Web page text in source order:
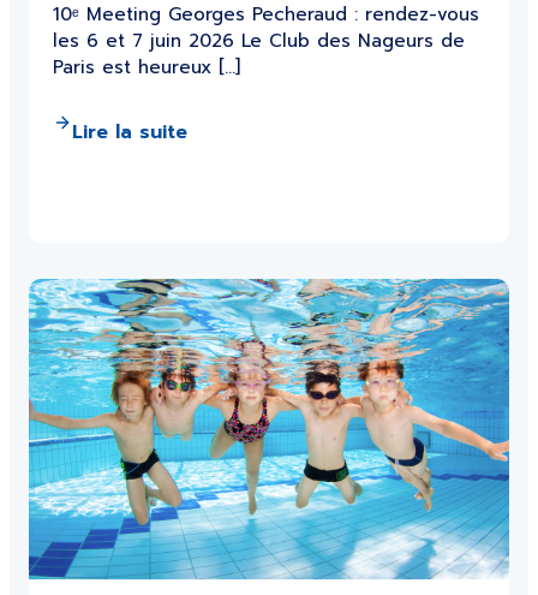
10ᵉ Meeting Georges Pecheraud : rendez-vous
les 6 et 7 juin 2026 Le Club des Nageurs de
Paris est heureux […]
Lire la suite